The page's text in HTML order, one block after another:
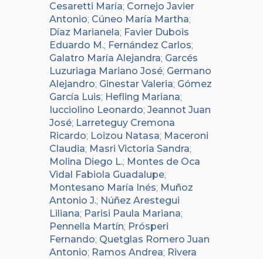
Cesaretti María; Cornejo Javier
Antonio; Cúneo María Martha;
Díaz Marianela; Favier Dubois
Eduardo M.; Fernández Carlos;
Galatro María Alejandra; Garcés
Luzuriaga Mariano José; Germano
Alejandro; Ginestar Valeria; Gómez
García Luis; Hefling Mariana;
Iucciolino Leonardo; Jeannot Juan
José; Larreteguy Cremona
Ricardo; Loizou Natasa; Maceroni
Claudia; Masri Victoria Sandra;
Molina Diego L.; Montes de Oca
Vidal Fabiola Guadalupe;
Montesano María Inés; Muñoz
Antonio J.; Núñez Arestegui
Liliana; Parisi Paula Mariana;
Pennella Martín; Prósperi
Fernando; Quetglas Romero Juan
Antonio; Ramos Andrea; Rivera